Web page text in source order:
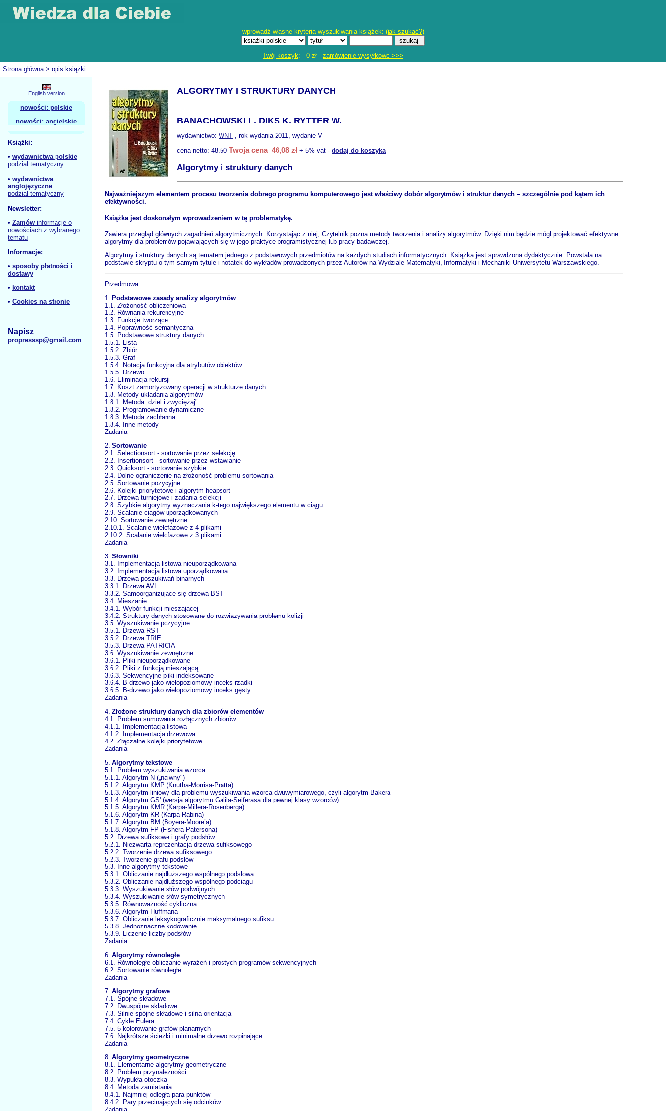
wprowadź własne kryteria wyszukiwania książek: (jak szukać?)
Twój koszyk: 0 zł zamówienie wysyłkowe >>>
Strona główna> opis książki
English version
nowości: polskie
nowości: angielskie
Książki:
• wydawnictwa polskie
podział tematyczny
• wydawnictwa
anglojęzyczne
podział tematyczny
Newsletter:
• Zamów informacje o
nowościach z wybranego
tematu
Informacje:
• sposoby płatności i
dostawy
• kontakt
• Cookies na stronie
Napisz
propresssp@gmail.com
ALGORYTMY I STRUKTURY DANYCH
BANACHOWSKI L. DIKS K. RYTTER W.
wydawnictwo: WNT , rok wydania 2011, wydanie V
cena netto: 48.50 Twoja cena 46,08 zł + 5% vat - dodaj do koszyka
Algorytmy i struktury danych
Najważniejszym elementem procesu tworzenia dobrego programu komputerowego jest właściwy dobór algorytmów i struktur danych – szczególnie pod kątem ich
efektywności.
Książka jest doskonałym wprowadzeniem w tę problematykę.
Zawiera przegląd głównych zagadnień algorytmicznych. Korzystając z niej, Czytelnik pozna metody tworzenia i analizy algorytmów. Dzięki nim będzie mógł projektować efektywne
algorytmy dla problemów pojawiających się w jego praktyce programistycznej lub pracy badawczej.
Algorytmy i struktury danych są tematem jednego z podstawowych przedmiotów na każdych studiach informatycznych. Książka jest sprawdzona dydaktycznie. Powstała na
podstawie skryptu o tym samym tytule i notatek do wykładów prowadzonych przez Autorów na Wydziale Matematyki, Informatyki i Mechaniki Uniwersytetu Warszawskiego.
Przedmowa
1.
Podstawowe zasady analizy algorytmów
1.1. Złożoność obliczeniowa
1.2. Równania rekurencyjne
1.3. Funkcje tworzące
1.4. Poprawność semantyczna
1.5. Podstawowe struktury danych
1.5.1. Lista
1.5.2. Zbiór
1.5.3. Graf
1.5.4. Notacja funkcyjna dla atrybutów obiektów
1.5.5. Drzewo
1.6. Eliminacja rekursji
1.7. Koszt zamortyzowany operacji w strukturze danych
1.8. Metody układania algorytmów
1.8.1. Metoda „dziel i zwyciężaj"
1.8.2. Programowanie dynamiczne
1.8.3. Metoda zachłanna
1.8.4. Inne metody
Zadania
2. Sortowanie
2.1. Selectionsort - sortowanie przez selekcję
2.2. Insertionsort - sortowanie przez wstawianie
2.3. Quicksort - sortowanie szybkie
2.4. Dolne ograniczenie na złożoność problemu sortowania
2.5. Sortowanie pozycyjne
2.6. Kolejki priorytetowe i algorytm heapsort
2.7. Drzewa turniejowe i zadania selekcji
2.8. Szybkie algorytmy wyznaczania k-tego największego elementu w ciągu
2.9. Scalanie ciągów uporządkowanych
2.10. Sortowanie zewnętrzne
2.10.1. Scalanie wielofazowe z 4 plikami
2.10.2. Scalanie wielofazowe z 3 plikami
Zadania
3. Słowniki
3.1. Implementacja listowa nieuporządkowana
3.2. Implementacja listowa uporządkowana
3.3. Drzewa poszukiwań binarnych
3.3.1. Drzewa AVL
3.3.2. Samoorganizujące się drzewa BST
3.4. Mieszanie
3.4.1. Wybór funkcji mieszającej
3.4.2. Struktury danych stosowane do rozwiązywania problemu kolizji
3.5. Wyszukiwanie pozycyjne
3.5.1. Drzewa RST
3.5.2. Drzewa TRIE
3.5.3. Drzewa PATRICIA
3.6. Wyszukiwanie zewnętrzne
3.6.1. Pliki nieuporządkowane
3.6.2. Pliki z funkcją mieszającą
3.6.3. Sekwencyjne pliki indeksowane
3.6.4. B-drzewo jako wielopoziomowy indeks rzadki
3.6.5. B-drzewo jako wielopoziomowy indeks gęsty
Zadania
4. Złożone struktury danych dla zbiorów elementów
4.1. Problem sumowania rozłącznych zbiorów
4.1.1. Implementacja listowa
4.1.2. Implementacja drzewowa
4.2. Złączalne kolejki priorytetowe
Zadania
5. Algorytmy tekstowe
5.1. Problem wyszukiwania wzorca
5.1.1. Algorytm N („naiwny")
5.1.2. Algorytm KMP (Knutha-Morrisa-Pratta)
5.1.3. Algorytm liniowy dla problemu wyszukiwania wzorca dwuwymiarowego, czyli algorytm Bakera
5.1.4. Algorytm GS' (wersja algorytmu Galila-Seiferasa dla pewnej klasy wzorców)
5.1.5. Algorytm KMR (Karpa-Millera-Rosenberga)
5.1.6. Algorytm KR (Karpa-Rabina)
5.1.7. Algorytm BM (Boyera-Moore’a)
5.1.8. Algorytm FP (Fishera-Patersona)
5.2. Drzewa sufiksowe i grafy podsłów
5.2.1. Niezwarta reprezentacja drzewa sufiksowego
5.2.2. Tworzenie drzewa sufiksowego
5.2.3. Tworzenie grafu podsłów
5.3. Inne algorytmy tekstowe
5.3.1. Obliczanie najdłuższego wspólnego podsłowa
5.3.2. Obliczanie najdłuższego wspólnego podciągu
5.3.3. Wyszukiwanie słów podwójnych
5.3.4. Wyszukiwanie słów symetrycznych
5.3.5. Równoważność cykliczna
5.3.6. Algorytm Huffmana
5.3.7. Obliczanie leksykograficznie maksymalnego sufiksu
5.3.8. Jednoznaczne kodowanie
5.3.9. Liczenie liczby podsłów
Zadania
6. Algorytmy równoległe
6.1. Równoległe obliczanie wyrażeń i prostych programów sekwencyjnych
6.2. Sortowanie równoległe
Zadania
7. Algorytmy grafowe
7.1. Spójne składowe
7.2. Dwuspójne składowe
7.3. Silnie spójne składowe i silna orientacja
7.4. Cykle Eulera
7.5. 5-kolorowanie grafów planarnych
7.6. Najkrótsze ścieżki i minimalne drzewo rozpinające
Zadania
8. Algorytmy geometryczne
8.1. Elementarne algorytmy geometryczne
8.2. Problem przynależności
8.3. Wypukła otoczka
8.4. Metoda zamiatania
8.4.1. Najmniej odległa para punktów
8.4.2. Pary przecinających się odcinków
Zadania